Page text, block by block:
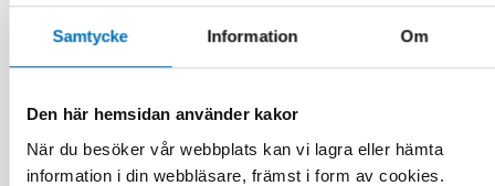
Samtycke Information Om
Den här hemsidan använder kakor
När du besöker vår webbplats kan vi lagra eller hämta
information i din webbläsare, främst i form av cookies.